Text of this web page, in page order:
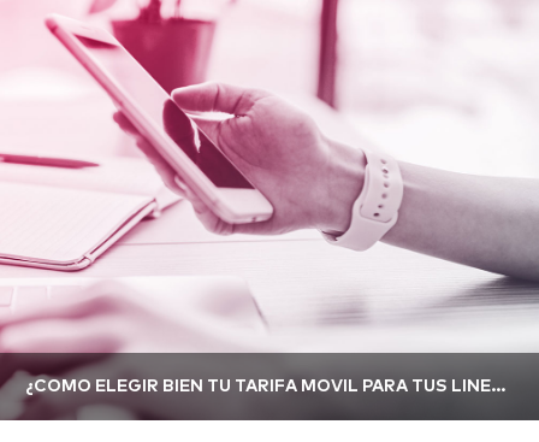
¿CÓMO ELEGIR BIEN TU TARIFA MÓVIL PARA TUS LÍNEAS CORPORATIVAS?